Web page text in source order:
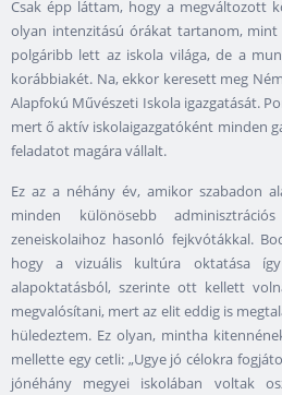
Csak épp láttam, hogy a megváltozott
olyan intenzitású órákat tartanom,
polgáribb lett az iskola világa, de a
korábbiakét. Na, ekkor keresett meg
Alapfokú Művészeti Iskola igazgatását.
mert ő aktív iskolaigazgatóként minden
feladatot magára vállalt.
Ez az a néhány év, amikor szabadon
minden különösebb
zeneiskolaihoz hasonló fejkvótákkal.
hogy a vizuális kultúra oktatása
alapoktatásból, szerinte ott kellett
megvalósítani, mert az elit eddig is
hüledeztem. Ez olyan, mintha
mellette egy cetli: „Ugye jó célokra
jónéhány megyei iskolában voltak